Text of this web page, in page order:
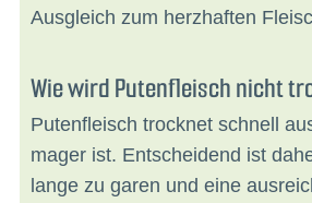
Ausgleich zum herzhaften
Wie wird Putenfleisch nicht
Putenfleisch trocknet schnell
mager ist. Entscheidend ist
lange zu garen und eine